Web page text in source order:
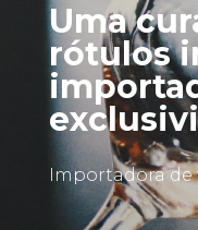
Uma
rótulos
Importadora de